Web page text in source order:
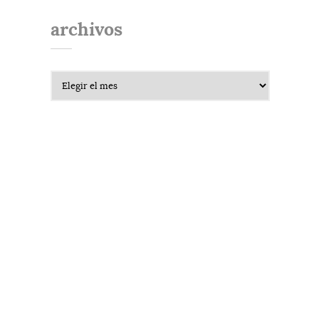
archivos